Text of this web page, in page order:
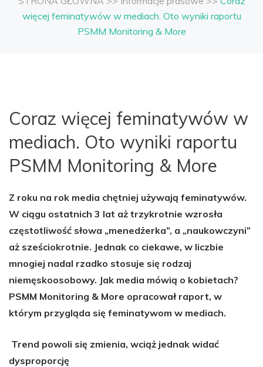
więcej feminatywów w mediach. Oto wyniki raportu
PSMM Monitoring & More
Coraz więcej feminatywów w
mediach. Oto wyniki raportu
PSMM Monitoring & More
Z roku na rok media chętniej używają feminatywów.
W ciągu ostatnich 3 lat aż trzykrotnie wzrosła
częstotliwość słowa „menedżerka”, a „naukowczyni”
aż sześciokrotnie. Jednak co ciekawe, w liczbie
mnogiej nadal rzadko stosuje się rodzaj
niemęskoosobowy. Jak media mówią o kobietach?
PSMM Monitoring & More opracował raport, w
którym przygląda się feminatywom w mediach.
Trend powoli się zmienia, wciąż jednak widać
dysproporcję